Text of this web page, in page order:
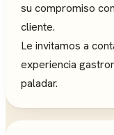
su compromiso
cliente.
Le invitamos a
experiencia
paladar.